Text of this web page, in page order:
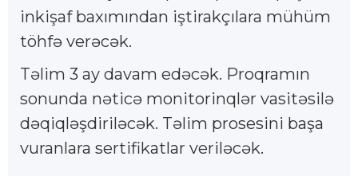
inkişaf baxımından iştirakçılara mühüm
töhfə verəcək.
Təlim 3 ay davam edəcək. Proqramın
sonunda nəticə monitorinqlər vasitəsilə
dəqiqləşdiriləcək. Təlim prosesini başa
vuranlara sertifikatlar veriləcək.